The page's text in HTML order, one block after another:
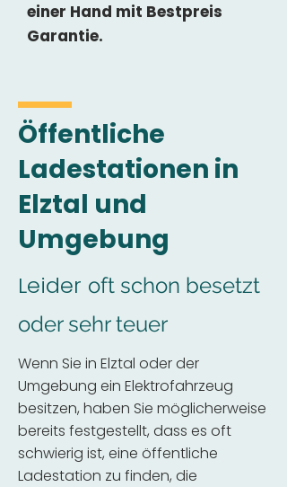
einer Hand mit Bestpreis
Garantie.
Öffentliche
Ladestationen in
Elztal und
Umgebung
Leider oft schon besetzt
oder sehr teuer
Wenn Sie in Elztal oder der
Umgebung ein Elektrofahrzeug
besitzen, haben Sie möglicherweise
bereits festgestellt, dass es oft
schwierig ist, eine öffentliche
Ladestation zu finden, die